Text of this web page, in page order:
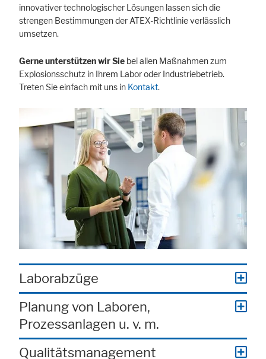
innovativer technologischer Lösungen lassen sich die
strengen Bestimmungen der ATEX-Richtlinie verlässlich
umsetzen.
Gerne unterstützen wir Sie bei allen Maßnahmen zum
Explosionsschutz in Ihrem Labor oder Industriebetrieb.
Treten Sie einfach mit uns in Kontakt.
Laborabzüge
Planung von Laboren,
Prozessanlagen u. v. m.
Qualitätsmanagement